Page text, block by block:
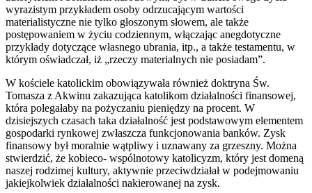
wyrazistym przykładem osoby odrzucającym wartości
materialistyczne nie tylko głoszonym słowem, ale także
postępowaniem w życiu codziennym, włączając anegdotyczne
przykłady dotyczące własnego ubrania, itp., a także testamentu, w
którym oświadczał, iż „rzeczy materialnych nie posiadam”.
W kościele katolickim obowiązywała również doktryna Św.
Tomasza z Akwinu zakazująca katolikom działalności finansowej,
która polegałaby na pożyczaniu pieniędzy na procent. W
dzisiejszych czasach taka działalność jest podstawowym elementem
gospodarki rynkowej zwłaszcza funkcjonowania banków. Zysk
finansowy był moralnie wątpliwy i uznawany za grzeszny. Można
stwierdzić, że kobieco- wspólnotowy katolicyzm, który jest domeną
naszej rodzimej kultury, aktywnie przeciwdziałał w podejmowaniu
jakiejkolwiek działalności nakierowanej na zysk.